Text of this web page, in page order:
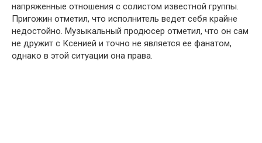
напряженные отношения с солистом известной группы.
Пригожин отметил, что исполнитель ведет себя крайне
недостойно. Музыкальный продюсер отметил, что он сам
не дружит с Ксенией и точно не является ее фанатом,
однако в этой ситуации она права.